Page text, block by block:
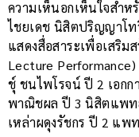
ความเห็นอกเห็นใจสำ
ไชยเดช นิสิตปริญญาโท
แสดงสื่อสาระเพื่อเสริม
Lecture
ชุ์ ชนไพโรจน์ ปี 2 เอก
พาณิชผล ปี 3 นิสิตแพท
เหล่าผดุงรัชกร ปี 2 แพ